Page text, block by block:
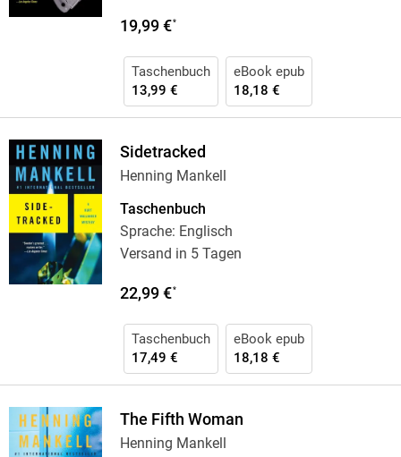
19,99 €*
Taschenbuch
13,99 €
eBook epub
18,18 €
Sidetracked
Henning Mankell
Taschenbuch
Sprache: Englisch
Versand in 5 Tagen
22,99 €*
Taschenbuch
17,49 €
eBook epub
18,18 €
The Fifth Woman
Henning Mankell